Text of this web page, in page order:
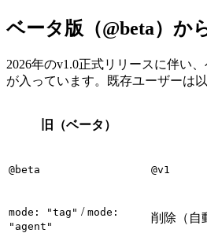
ベータ版（@beta）か
2026年のv1.0正式リリースに伴い
が入っています。既存ユーザーは
旧（ベータ）
@beta @v1
mode: "tag" / mode:
"agent"
削除（自